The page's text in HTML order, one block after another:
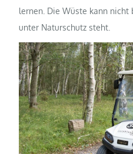
lernen. Die Wüste kann
unter Naturschutz steht.